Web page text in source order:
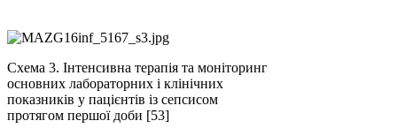
Схема 3. Інтенсивна терапія та моніторинг
основних лабораторних і клінічних
показників у пацієнтів із сепсисом
протягом першої доби [53]